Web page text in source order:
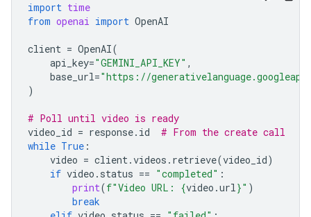
import time
from openai import OpenAI
client = OpenAI(
api_key="GEMINI_API_KEY" ,
base_url="https://
)
# Poll until video is ready
video_id = response. id
# From the create call
while True :
video = client.videos . retrieve(video_id)
if video . status == "completed" :
print(f"Video URL: {video .url}" )
break